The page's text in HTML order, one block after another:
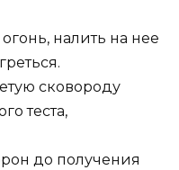
налить на нее
сковороду
теста,
до получения